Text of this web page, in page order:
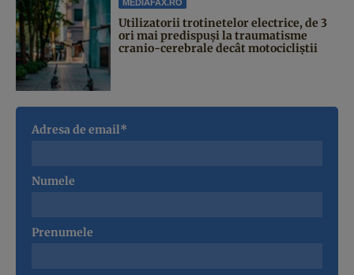
MEDIAFAX.RO
Utilizatorii trotinetelor electrice, de 3
ori mai predispuși la traumatisme
cranio-cerebrale decât motocicliștii
Adresa de email*
Numele
Prenumele